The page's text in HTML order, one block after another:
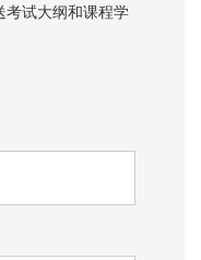
考试大纲和课程学